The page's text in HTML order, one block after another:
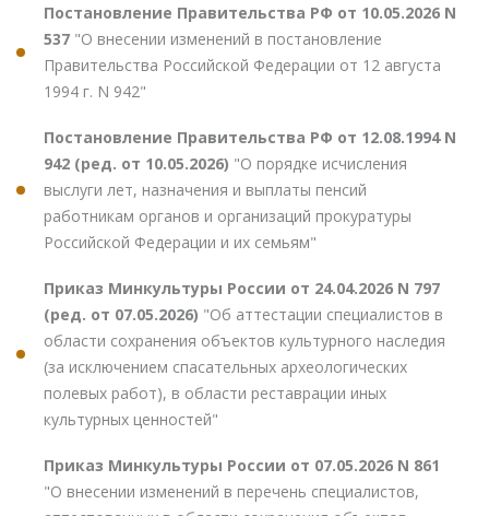
Постановление Правительства РФ от 10.05.2026 N
537 "О внесении изменений в постановление
Правительства Российской Федерации от 12 августа
1994 г. N 942"
Постановление Правительства РФ от 12.08.1994 N
942 (ред. от 10.05.2026) "О порядке исчисления
выслуги лет, назначения и выплаты пенсий
работникам органов и организаций прокуратуры
Российской Федерации и их семьям"
Приказ Минкультуры России от 24.04.2026 N 797
(ред. от 07.05.2026) "Об аттестации специалистов в
области сохранения объектов культурного наследия
(за исключением спасательных археологических
полевых работ), в области реставрации иных
культурных ценностей"
Приказ Минкультуры России от 07.05.2026 N 861
"О внесении изменений в перечень специалистов,